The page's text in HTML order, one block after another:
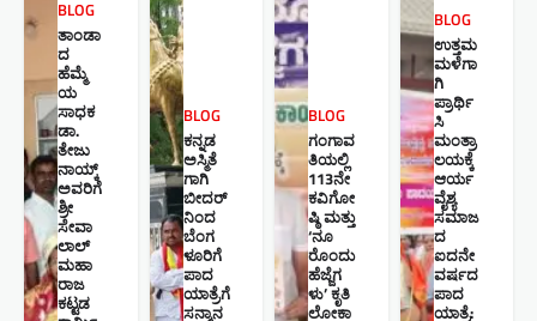
BLOG
ತಾಂಡಾ
ದ
ಹೆಮ್ಮೆ
ಯ
ಸಾಧಕ
ಡಾ.
ತೇಜು
ನಾಯ್ಕ್
ಅವರಿಗೆ
ಶ್ರೀ
ಸೇವಾ
ಲಾಲ್
ಮಹಾ
ರಾಜ
ಕಟ್ಟಡ
BLOG
ಕನ್ನಡ
ಅಸ್ಮಿತೆ
ಗಾಗಿ
ಬೀದರ್
ನಿಂದ
ಬೆಂಗ
ಳೂರಿಗೆ
ಪಾದ
ಯಾತ್ರೆಗೆ
ಸನ್ಮಾನ
BLOG
ಗಂಗಾವ
ತಿಯಲ್ಲಿ
113ನೇ
ಕವಿಗೋ
ಷ್ಠಿ ಮತ್ತು
‘ನೂ
ರೊಂದು
ಹೆಜ್ಜೆಗ
ಳು’ ಕೃತಿ
ಲೋಕಾ
BLOG
ಉತ್ತಮ
ಮಳೆಗಾ
ಗಿ
ಪ್ರಾರ್ಥಿ
ಸಿ
ಮಂತ್ರಾ
ಲಯಕ್ಕೆ
ಆರ್ಯ
ವೈಶ್ಯ
ಸಮಾಜ
ದ
ಐದನೇ
ವರ್ಷದ
ಪಾದ
ಯಾತ್ರೆ: